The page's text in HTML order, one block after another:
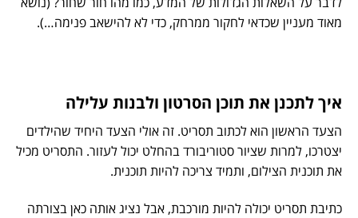
מאוד מעניין שכדאי לחקור ממרחק, כדי לא להישאב פנימה…).
איך לתכנן את תוכן הסרטון ולבנות עלילה
הצעד הראשון הוא לכתוב תסריט. זה אולי הצעד היחיד שהילדים
יצטרכו, למרות שציור סטוריבורד בהחלט יכול לעזור. התסריט מכיל
את תוכנית הצילום, ותמיד צריכה להיות תוכנית.
כתיבת תסריט יכולה להיות מורכבת, אבל נציג אותה כאן בצורתה